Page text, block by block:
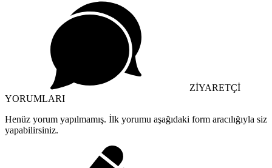
ZİYARETÇİ
YORUMLARI
Henüz yorum yapılmamış. İlk yorumu aşağıdaki form aracılığıyla siz
yapabilirsiniz.